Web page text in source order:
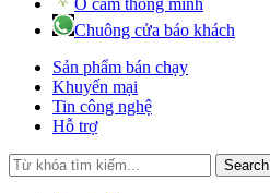
Ổ cắm thông minh
Chuông cửa báo khách
Sản phẩm bán chạy
Khuyến mại
Tin công nghệ
Hỗ trợ
Search